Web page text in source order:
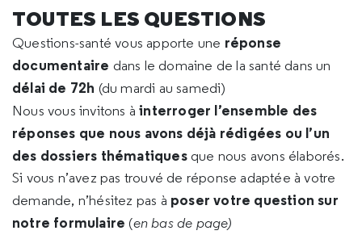
TOUTES LES QUESTIONS
Questions-santé vous apporte une réponse
documentaire dans le domaine de la santé dans un
délai de 72h (du mardi au samedi)
Nous vous invitons àinterroger l’ensemble des
réponses que nous avons déjà rédigées ou l’un
des dossiers thématiques que nous avons élaborés.
Si vous n’avez pas trouvé de réponse adaptée à votre
demande, n’hésitez pas à poser votre question sur
notre formulaire (en bas de page)